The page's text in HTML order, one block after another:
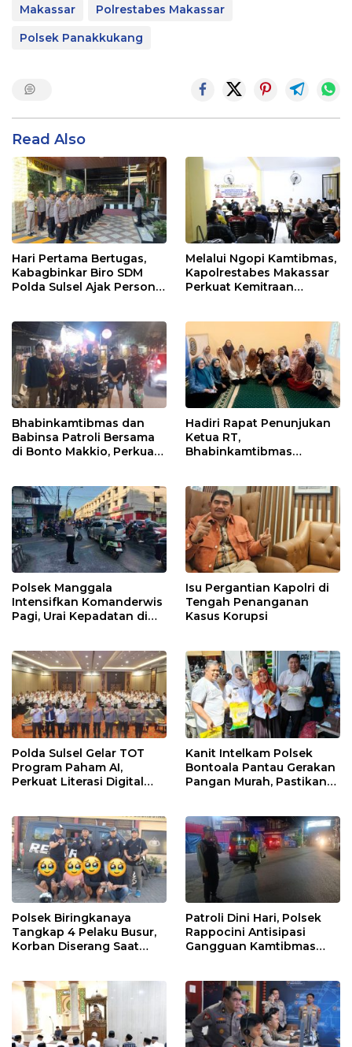
Makassar
Polrestabes Makassar
Polsek Panakkukang
Read Also
Hari Pertama Bertugas,
Kabagbinkar Biro SDM
Polda Sulsel Ajak Personel
Melalui Ngopi Kamtibmas,
Kapolrestabes Makassar
Perkuat Kemitraan
Bhabinkamtibmas dan
Babinsa Patroli Bersama
di Bonto Makkio, Perkuat
Hadiri Rapat Penunjukan
Ketua RT,
Bhabinkamtibmas
dengan Warga
Polsek Manggala
Intensifkan Komanderwis
Pagi, Urai Kepadatan di
Isu Pergantian Kapolri di
Tengah Penanganan
Kasus Korupsi
Polda Sulsel Gelar TOT
Program Paham AI,
Perkuat Literasi Digital
Kanit Intelkam Polsek
Bontoala Pantau Gerakan
Pangan Murah, Pastikan
Polsek Biringkanaya
Tangkap 4 Pelaku Busur,
Korban Diserang Saat
Patroli Dini Hari, Polsek
Rappocini Antisipasi
Gangguan Kamtibmas